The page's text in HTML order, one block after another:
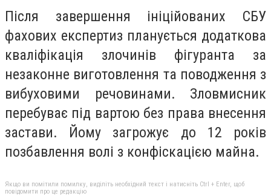
Після завершення ініційованих СБУ
фахових експертиз планується додаткова
кваліфікація злочинів фігуранта за
незаконне виготовлення та поводження з
вибуховими речовинами. Зловмисник
перебуває під вартою без права внесення
застави. Йому загрожує до 12 років
позбавлення волі з конфіскацією майна.
Якщо ви помітили помилку, виділіть необхідний текст і натисніть Ctrl + Enter, щоб
повідомити про це редакцію